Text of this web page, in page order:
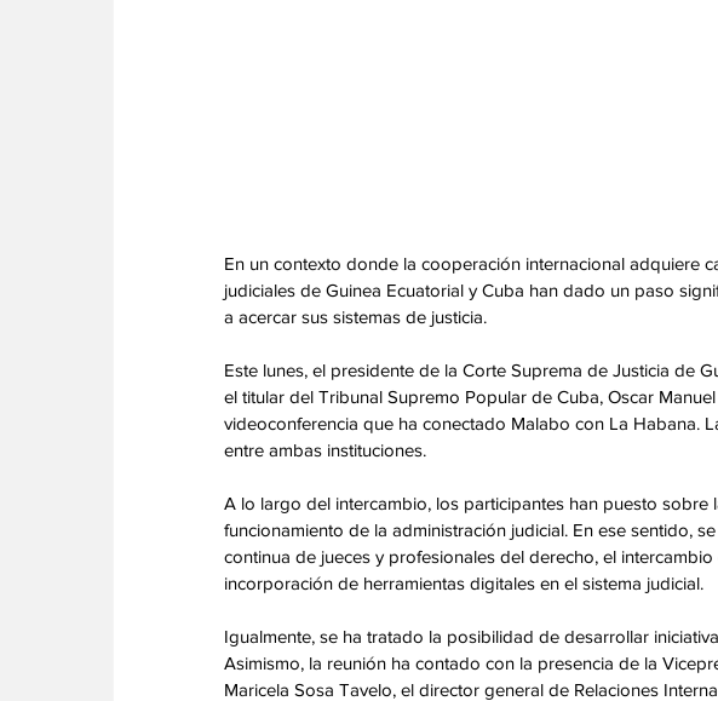
En un contexto donde la cooperación internacional adquiere
judiciales de Guinea Ecuatorial y Cuba han dado un paso
a acercar sus sistemas de justicia.
Este lunes, el presidente de la Corte Suprema de Justicia de
el titular del Tribunal Supremo Popular de Cuba, Oscar
videoconferencia que ha conectado Malabo con La Habana.
entre ambas instituciones.
A lo largo del intercambio, los participantes han puesto sobre
funcionamiento de la administración judicial. En ese sentido,
continua de jueces y profesionales del derecho, el
incorporación de herramientas digitales en el sistema judicial.
Igualmente, se ha tratado la posibilidad de desarrollar
Asimismo, la reunión ha contado con la presencia de la
Maricela Sosa Tavelo, el director general de Relaciones